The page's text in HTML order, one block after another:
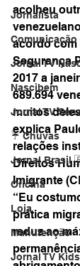
Jornalista
Jornal TV
Nascibem
Jornal TV
☔ Chuvas
Jornal Brasil
Oficina
Loja
Manutenção
Jornal TV Kids
acolheu
acordo com
Segurança
2017 a
689.694
muitos
explica
relações
Direitos
Imigrante
“Eu
prática
reduz ao